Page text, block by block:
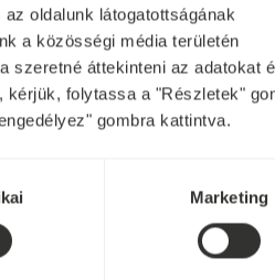
oldalunk látogatottságának
a közösségi média területén
szeretné áttekinteni az adatokat
folytassa a "Részletek"
gombra kattintva.
Marketing
az
kábítószer-fogyasztás,